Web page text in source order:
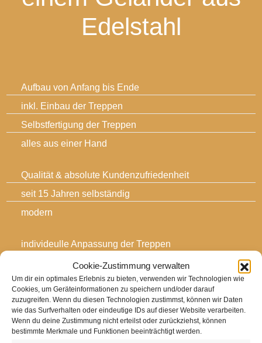
Cookie-Zustimmung verwalten
Um dir ein optimales Erlebnis zu bieten, verwenden wir Technologien wie
Cookies, um Geräteinformationen zu speichern und/oder darauf
zuzugreifen. Wenn du diesen Technologien zustimmst, können wir Daten
wie das Surfverhalten oder eindeutige IDs auf dieser Website verarbeiten.
Wenn du deine Zustimmung nicht erteilst oder zurückziehst, können
bestimmte Merkmale und Funktionen beeinträchtigt werden.
Edelstahl
Aufbau von Anfang bis Ende
inkl. Einbau der Treppen
Selbstfertigung der Treppen
alles aus einer Hand
Qualität & absolute Kundenzufriedenheit
seit 15 Jahren selbständig
modern
individeulle Anpassung der Treppen
gute Beratung & erstklassiger Service
Wangentreppe in weiß, mit